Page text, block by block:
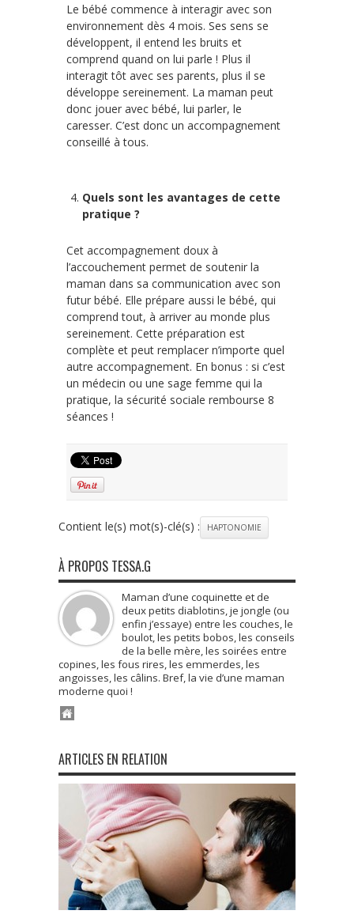
Le bébé commence à interagir avec son
environnement dès 4 mois. Ses sens se
développent, il entend les bruits et
comprend quand on lui parle ! Plus il
interagit tôt avec ses parents, plus il se
développe sereinement. La maman peut
donc jouer avec bébé, lui parler, le
caresser. C’est donc un accompagnement
conseillé à tous.
Quels sont les avantages de cette
pratique ?
Cet accompagnement doux à
l’accouchement permet de soutenir la
maman dans sa communication avec son
futur bébé. Elle prépare aussi le bébé, qui
comprend tout, à arriver au monde plus
sereinement. Cette préparation est
complète et peut remplacer n’importe quel
autre accompagnement. En bonus : si c’est
un médecin ou une sage femme qui la
pratique, la sécurité sociale rembourse 8
séances !
Contient le(s) mot(s)-clé(s) : HAPTONOMIE
À PROPOS TESSA.G
Maman d’une coquinette et de
deux petits diablotins, je jongle (ou
enfin j’essaye) entre les couches, le
boulot, les petits bobos, les conseils
de la belle mère, les soirées entre
copines, les fous rires, les emmerdes, les
angoisses, les câlins. Bref, la vie d’une maman
moderne quoi !
ARTICLES EN RELATION